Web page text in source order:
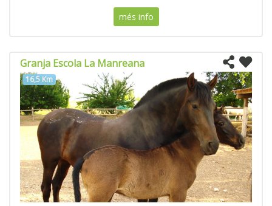
més info
Granja Escola La Manreana
16,5 Km